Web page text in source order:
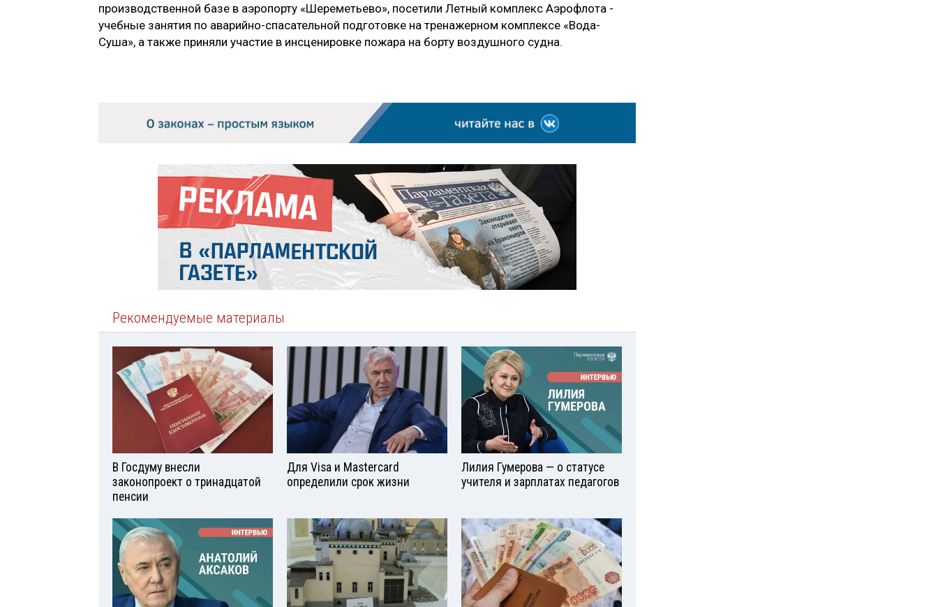
производственной базе в аэропорту «Шереметьево», посетили Летный комплекс Аэрофлота -
учебные занятия по аварийно-спасательной подготовке на тренажерном комплексе «Вода-
Суша», а также приняли участие в инсценировке пожара на борту воздушного судна.
Рекомендуемые материалы
В Госдуму внесли
законопроект о тринадцатой
пенсии
Для Visа и Mastercard
определили срок жизни
Лилия Гумерова — о статусе
учителя и зарплатах педагогов